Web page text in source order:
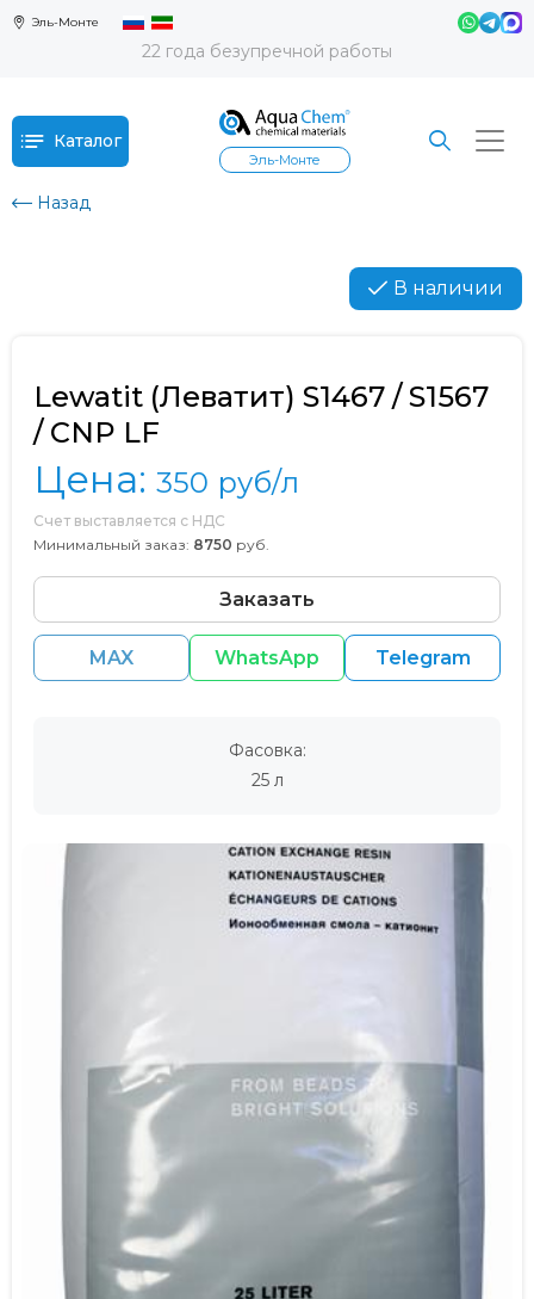
Эль-Монте
22 года безупречной работы
Каталог
Эль-Монте
Назад
В наличии
Lewatit (Леватит) S1467 / S1567
/ CNP LF
Цена: 350 руб/л
Счет выставляется с НДС
Минимальный заказ: 8750 руб.
Заказать
MAX WhatsApp Telegram
Фасовка:
25 л